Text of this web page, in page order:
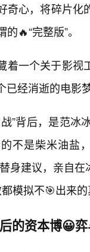
奇心，将碎片
🔥“完整版”。
着一个关于影视
已经消逝的电影
”背后，是范
不是柴米油盐
身建议，亲自
模拟不🎯出来
的资本博😀